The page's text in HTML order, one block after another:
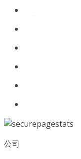
公司